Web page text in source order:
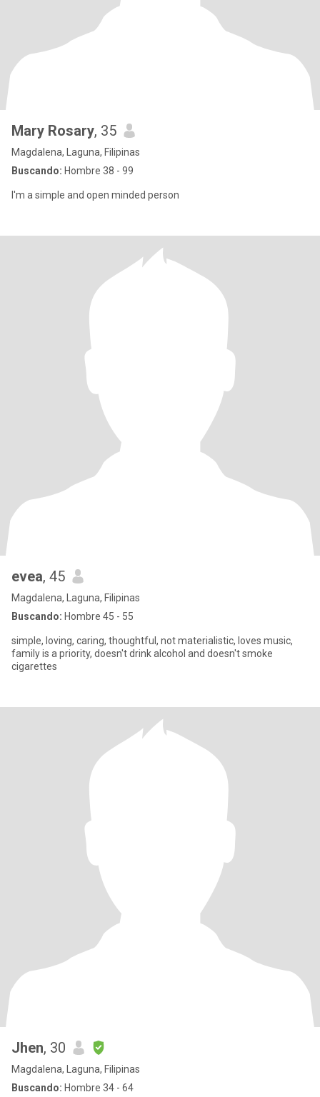
Mary Rosary, 35
Magdalena, Laguna, Filipinas
Buscando: Hombre 38 - 99
I'm a simple and open minded person
evea, 45
Magdalena, Laguna, Filipinas
Buscando: Hombre 45 - 55
simple, loving, caring, thoughtful, not materialistic, loves music,
family is a priority, doesn't drink alcohol and doesn't smoke
cigarettes
Jhen, 30
Magdalena, Laguna, Filipinas
Buscando: Hombre 34 - 64